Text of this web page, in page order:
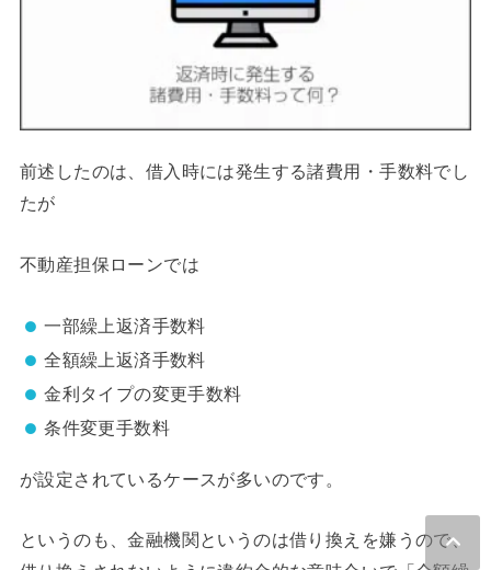
前述したのは、借入時には発生する諸費用・手数料でし
たが
不動産担保ローンでは
一部繰上返済手数料
全額繰上返済手数料
金利タイプの変更手数料
条件変更手数料
が設定されているケースが多いのです。
というのも、金融機関というのは借り換えを嫌うので、